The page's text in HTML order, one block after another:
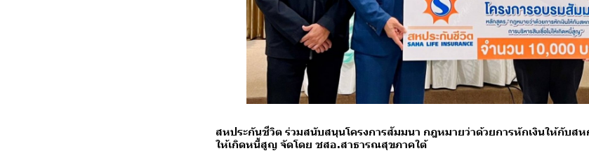
สหประกันชีวิต ร่วมสนับสนุนโครงการสัมมนา กฎหมายว่าด้วยการหักเงินให้กับส
ให้เกิดหนี้สูญ จัดโดย ชสอ.สาธารณสุขภาคใต้